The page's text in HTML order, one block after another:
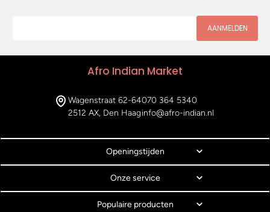
AANMELDEN
Afro Indian Market
Wagenstraat 62-64
2512 AX, Den Haag
070 364 5340
info@afro-indian.nl
Openingstijden
Onze service
Populaire producten